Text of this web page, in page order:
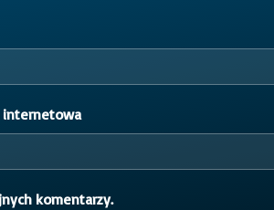
internetowa
komentarzy.